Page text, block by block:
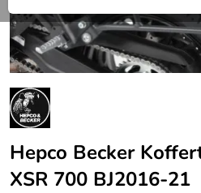
Hepco Becker
XSR 700 BJ2016-21